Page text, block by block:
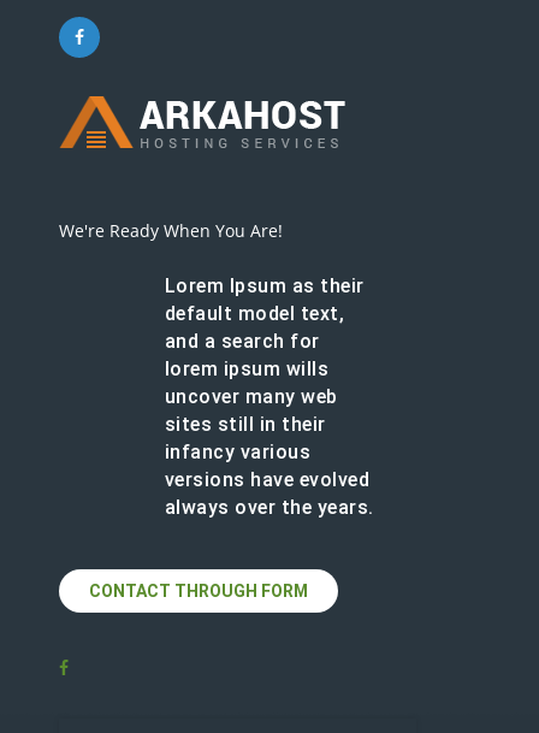
We're Ready When You Are!
Lorem Ipsum as their
default model text,
and a search for
lorem ipsum wills
uncover many web
sites still in their
infancy various
versions have evolved
always over the years.
CONTACT THROUGH FORM